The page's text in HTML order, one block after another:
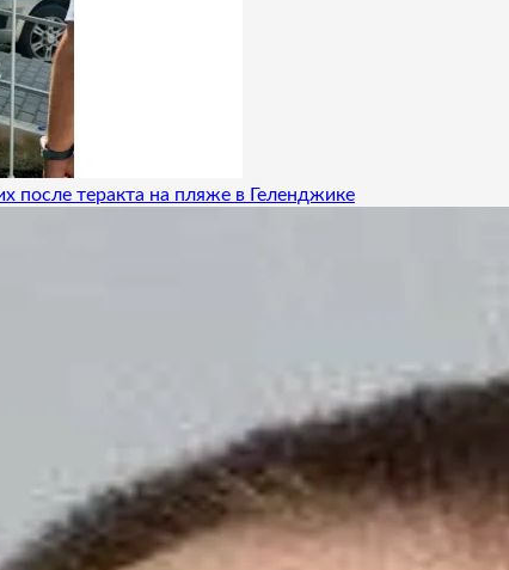
после теракта на пляже в Геленджике